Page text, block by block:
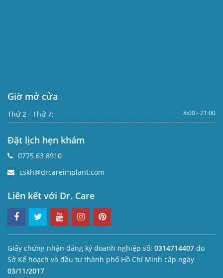
Giờ mở cửa
Thứ 2 - Thứ 7: 8:00 - 21:00
Đặt lịch hẹn khám
0775 63 8910
cskh@drcareimplant.com
Liên kết với Dr. Care
Giấy chứng nhận đăng ký doanh nghiệp số: 0314714407 do
Sở Kế hoạch và đầu tư thành phố Hồ Chí Minh cấp ngày
03/11/2017